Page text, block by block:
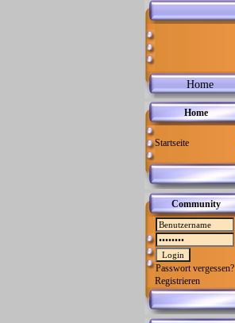
Home
Home
Startseite
Community
Passwort vergessen?
Registrieren